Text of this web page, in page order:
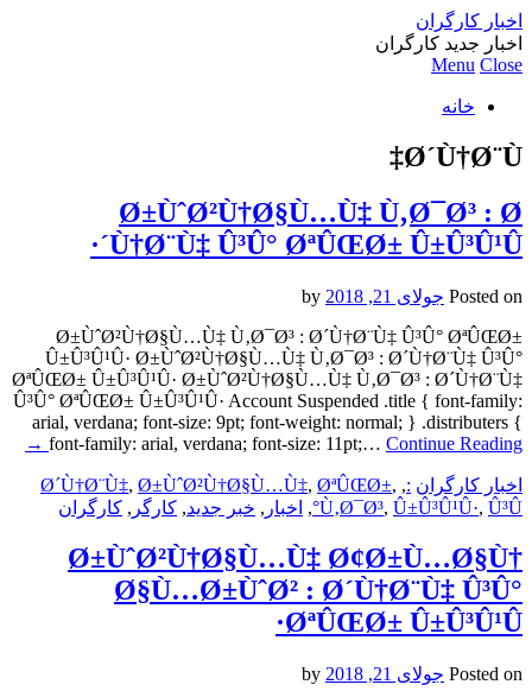
اخبار کارگران
اخبار جدید کارگران
Menu Close
خانه
Ø´Ù†Ø¨Ù‡
Ø±ÙˆØ²Ù†Ø§Ù…Ù‡ Ù‚Ø¯Ø³ : Ø
´Ù†Ø¨Ù‡ Û³Û° ØªÛŒØ± Û±Û³Û¹Û·
Posted on جولای 21, 2018
Ø±ÙˆØ²Ù†Ø§Ù…Ù‡ Ù‚Ø¯Ø³ : Ø´Ù†Ø¨Ù‡ Û³Û° ØªÛŒØ±
Û±Û³Û¹Û· Ø±ÙˆØ²Ù†Ø§Ù…Ù‡ Ù‚Ø¯Ø³ : Ø´Ù†Ø¨Ù‡ Û³Û°
ØªÛŒØ± Û±Û³Û¹Û· Ø±ÙˆØ²Ù†Ø§Ù…Ù‡ Ù‚Ø¯Ø³ : Ø´Ù†Ø¨Ù‡
Û³Û° ØªÛŒØ± Û±Û³Û¹Û· Account Suspended .title { font-family:
arial, verdana; font-size: 9pt; font-weight: normal; } .distributers {
font-family: arial, verdana; font-size: 11pt;… Continue Reading
→
اخبار کارگران :
,
Ø´Ù†Ø¨Ù‡, Ø±ÙˆØ²Ù†Ø§Ù…Ù‡, ØªÛŒØ±,
Ù‚Ø¯Ø³, Û±Û³Û¹Û·, Û³Û°
, اخبار , خبر جدید, کارگر , کارگران
Ø±ÙˆØ²Ù†Ø§Ù…Ù‡ Ø¢Ø±Ù…Ø§Ù†
Ø§Ù…Ø±ÙˆØ² : Ø´Ù†Ø¨Ù‡ Û³Û°
ØªÛŒØ± Û±Û³Û¹Û·
Posted on جولای 21, 2018